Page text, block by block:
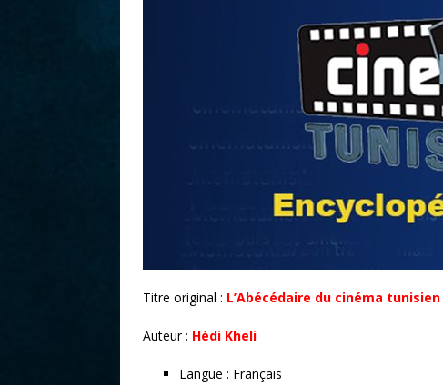
Titre original : L’Abécédaire du cinéma tunisien
Auteur : Hédi Kheli
Langue : Français